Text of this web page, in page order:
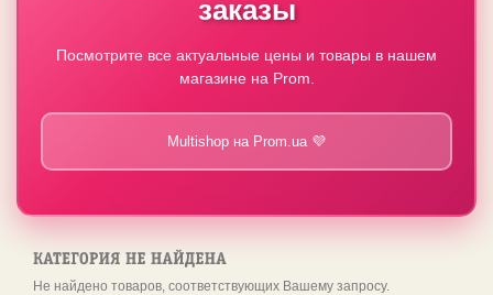
заказы
Посмотрите все актуальные цены и товары в нашем
магазине на Prom.
Multishop на Prom.ua 💜
Не найдено товаров, соответствующих Вашему запросу.